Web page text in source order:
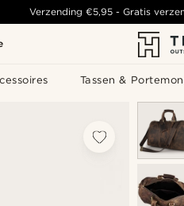
Tassen &
Verzending €5,95- Gratis